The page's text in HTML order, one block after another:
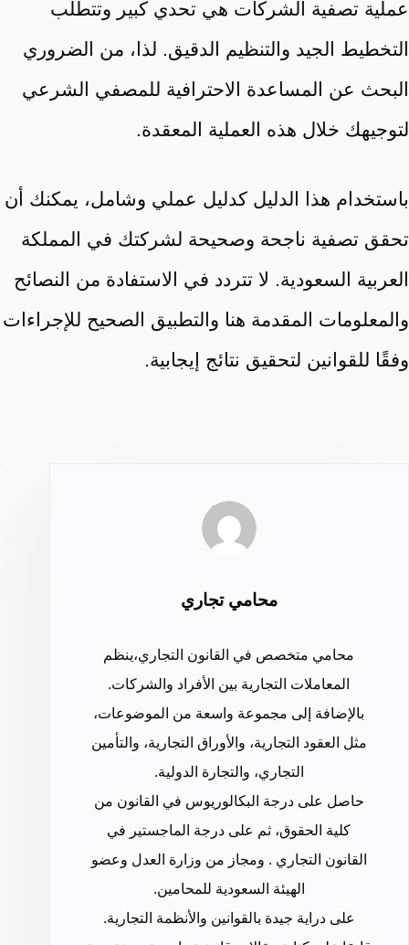
عملية تصفية الشركات هي تحدي كبير وتتطلب
التخطيط الجيد والتنظيم الدقيق. لذا، من الضروري
البحث عن المساعدة الاحترافية للمصفي الشرعي
لتوجيهك خلال هذه العملية المعقدة.
باستخدام هذا الدليل كدليل عملي وشامل، يمكنك أن
تحقق تصفية ناجحة وصحيحة لشركتك في المملكة
العربية السعودية. لا تتردد في الاستفادة من النصائح
والمعلومات المقدمة هنا والتطبيق الصحيح للإجراءات
وفقًا للقوانين لتحقيق نتائج إيجابية.
محامي تجاري
محامي متخصص في القانون التجاري،ينظم
المعاملات التجارية بين الأفراد والشركات.
بالإضافة إلى مجموعة واسعة من الموضوعات،
مثل العقود التجارية، والأوراق التجارية، والتأمين
التجاري، والتجارة الدولية.
حاصل على درجة البكالوريوس في القانون من
كلية الحقوق، ثم على درجة الماجستير في
القانون التجاري . ومجاز من وزارة العدل وعضو
الهيئة السعودية للمحامين.
على دراية جيدة بالقوانين والأنظمة التجارية.